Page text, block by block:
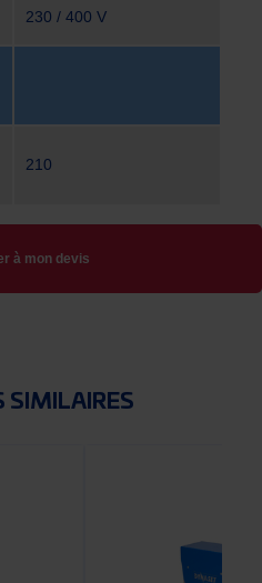
230 / 400 V
210
à mon devis
SIMILAIRES